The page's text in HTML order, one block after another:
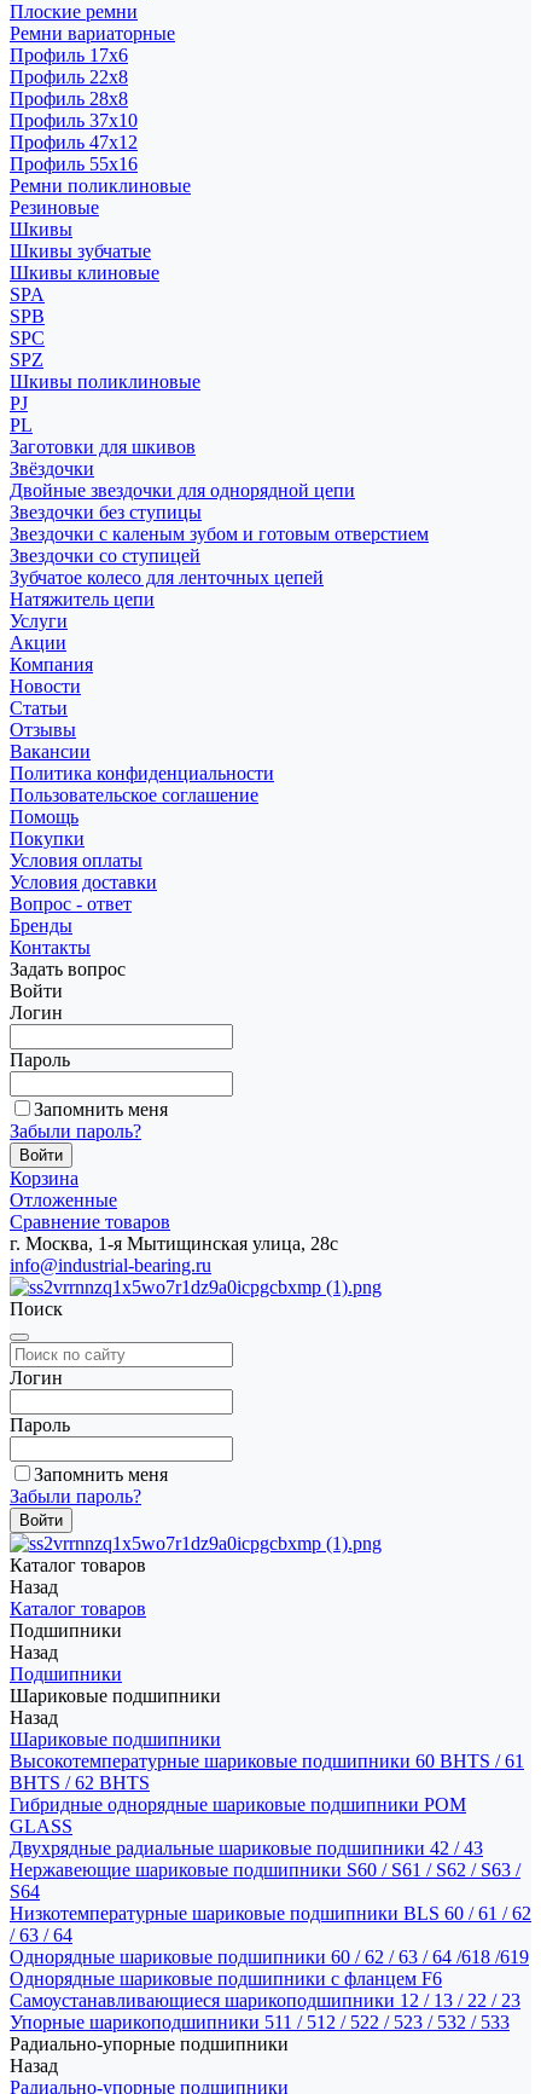
Плоские ремни
Ремни вариаторные
Профиль 17x6
Профиль 22x8
Профиль 28x8
Профиль 37x10
Профиль 47x12
Профиль 55x16
Ремни поликлиновые
Резиновые
Шкивы
Шкивы зубчатые
Шкивы клиновые
SPA
SPB
SPC
SPZ
Шкивы поликлиновые
PJ
PL
Заготовки для шкивов
Звёздочки
Двойные звездочки для однорядной цепи
Звездочки без ступицы
Звездочки с каленым зубом и готовым отверстием
Звездочки со ступицей
Зубчатое колесо для ленточных цепей
Натяжитель цепи
Услуги
Акции
Компания
Новости
Статьи
Отзывы
Вакансии
Политика конфиденциальности
Пользовательское соглашение
Помощь
Покупки
Условия оплаты
Условия доставки
Вопрос - ответ
Бренды
Контакты
Задать вопрос
Войти
Логин
Пароль
Запомнить меня
Забыли пароль?
Корзина
Отложенные
Сравнение товаров
г. Москва, 1-я Мытищинская улица, 28с
info@industrial-bearing.ru
Поиск
Логин
Пароль
Запомнить меня
Забыли пароль?
Каталог товаров
Назад
Каталог товаров
Подшипники
Назад
Подшипники
Шариковые подшипники
Назад
Шариковые подшипники
Высокотемпературные шариковые подшипники 60 BHTS / 61
BHTS / 62 BHTS
Гибридные однорядные шариковые подшипники POM
GLASS
Двухрядные радиальные шариковые подшипники 42 / 43
Нержавеющие шариковые подшипники S60 / S61 / S62 / S63 /
S64
Низкотемпературные шариковые подшипники BLS 60 / 61 / 62
/ 63 / 64
Однорядные шариковые подшипники 60 / 62 / 63 / 64 /618 /619
Однорядные шариковые подшипники с фланцем F6
Самоустанавливающиеся шарикоподшипники 12 / 13 / 22 / 23
Упорные шарикоподшипники 511 / 512 / 522 / 523 / 532 / 533
Радиально-упорные подшипники
Назад
Радиально-упорные подшипники